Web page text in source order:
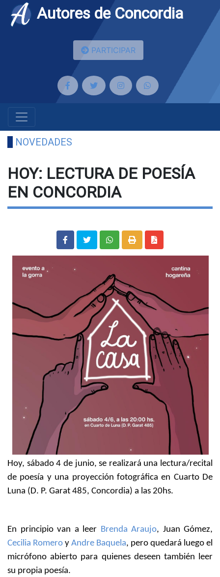
Autores de Concordia
PARTICIPAR
NOVEDADES
HOY: LECTURA DE POESÍA
EN CONCORDIA
Hoy, sábado 4 de junio, se realizará una lectura/recital
de poesía y una proyección fotográfica en Cuarto De
Luna (D. P. Garat 485, Concordia) a las 20hs.
En principio van a leer Brenda Araujo, Juan Gómez,
Cecilia Romero y Andre Baquela, pero quedará luego el
micrófono abierto para quienes deseen también leer
su propia poesía.